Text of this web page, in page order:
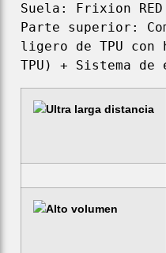
Suela: Frixion RED
Parte superior:
ligero de TPU con
TPU) + Sistema de
Ultra larga distancia
Alto volumen